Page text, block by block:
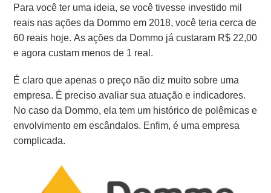
Para você ter uma ideia, se você tivesse investido mil
reais nas ações da Dommo em 2018, você teria cerca de
60 reais hoje. As ações da Dommo já custaram R$ 22,00
e agora custam menos de 1 real.
É claro que apenas o preço não diz muito sobre uma
empresa. É preciso avaliar sua atuação e indicadores.
No caso da Dommo, ela tem um histórico de polêmicas e
envolvimento em escândalos. Enfim, é uma empresa
complicada.